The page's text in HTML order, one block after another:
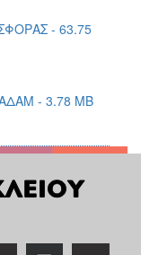
- 63.75
- 3.78 MB